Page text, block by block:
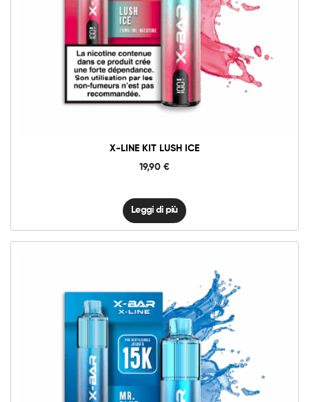
X-LINE KIT LUSH ICE
19,90 €
Leggi di più